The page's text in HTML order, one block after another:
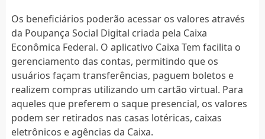
Os beneficiários poderão acessar os valores através
da Poupança Social Digital criada pela Caixa
Econômica Federal. O aplicativo Caixa Tem facilita o
gerenciamento das contas, permitindo que os
usuários façam transferências, paguem boletos e
realizem compras utilizando um cartão virtual. Para
aqueles que preferem o saque presencial, os valores
podem ser retirados nas casas lotéricas, caixas
eletrônicos e agências da Caixa.